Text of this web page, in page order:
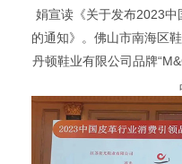
娟宣读《关于发布2023
的通知》。佛山市南海区
丹顿鞋业有限公司品牌